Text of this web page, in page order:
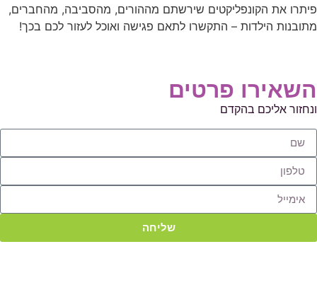
פיתרו את הקונפליקטים שירשתם מההורים, מהסביבה, מהחברים,
מתובנות הילדות – התקשרו לתאם פגישה ואוכל לעזור לכם בכך!
השאירו פרטים
ונחזור אליכם בהקדם
שליחה